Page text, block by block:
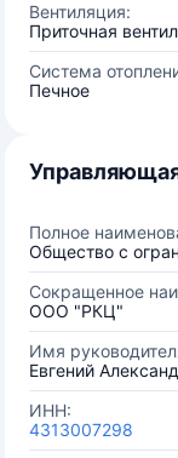
Вентиляция:
Приточная
Система
Печное
Полное
Общество с
Сокращенное
ООО "РКЦ"
Имя
Евгений
ИНН:
4313007298